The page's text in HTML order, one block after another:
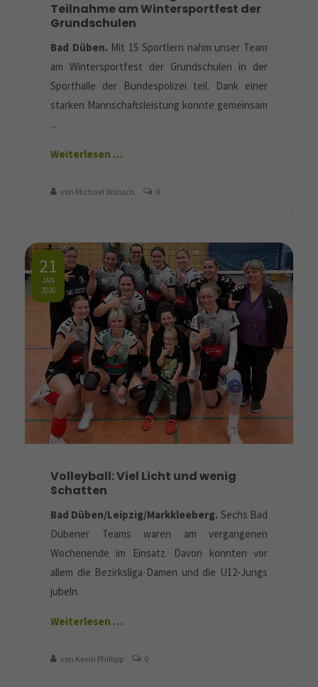
Teilnahme am Wintersportfest der
Grundschulen
Bad Düben. Mit 15 Sportlern nahm unser Team
am Wintersportfest der Grundschulen in der
Sporthalle der Bundespolizei teil. Dank einer
starken Mannschaftsleistung konnte gemeinsam
...
Weiterlesen …
von Michael Wünsch 0
21
JAN
2026
Volleyball: Viel Licht und wenig
Schatten
Bad Düben/Leipzig/Markkleeberg. Sechs Bad
Dübener Teams waren am vergangenen
Wochenende im Einsatz. Davon konnten vor
allem die Bezirksliga-Damen und die U12-Jungs
jubeln.
Weiterlesen …
von Kevin Phillipp 0